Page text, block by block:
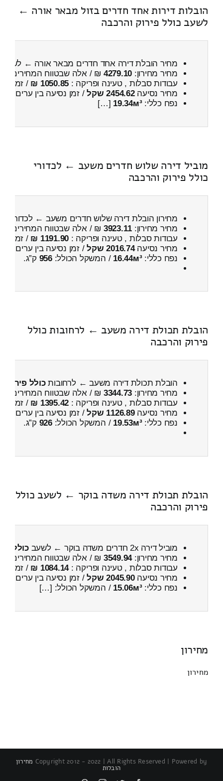
הובלות דירות אחד חדרים בזול מבאר אורה ←
לשעב כולל פירוק והרכבה
מחיר הובלת דירה אחד חדרים מבאר אורה ←
מחיר מחירון: 4279.10 ₪ / אלה שבטווח המחירים
עבודות סבלות , טעינה ופריקה : 1050.85 ₪ / זמן :
מחיר נסיעה2454.62 שקל / זמן נסיעה בין ערים
נפח כללי:19.34м³
[…]
מוביל דירה שלוש חדרים משעב ← לכדורי
כולל פירוק והרכבה
מחירון הובלת דירה שלוש חדרים משעב ← לכדורי
מחיר מחירון: 3923.11 ₪ / אלה שבטווח המחירים
עבודות סבלות , טעינה ופריקה : 1191.90 ₪ / זמן :
מחיר נסיעה2016.74 שקל / זמן נסיעה בין ערים
נפח כללי:16.44м³ / המשקל הכולל:956 ק”ג.
הובלת תכולת דירה משעב ← לרחובות כולל
פירוק והרכבה
הובלת תכולת דירה משעב ← לרחובותכולל פירוק
מחיר מחירון: 3344.73 ₪ / אלה שבטווח המחירים
עבודות סבלות , טעינה ופריקה : 1395.42 ₪ / זמן :
מחיר נסיעה1126.89 שקל / זמן נסיעה בין ערים
נפח כללי:19.53м³ / המשקל הכולל:926 ק”ג.
הובלת תכולת דירה משדה בוקר ← לשעב כולל
פירוק והרכבה
מוביל דירה 2x חדרים משדה בוקר ← לשעב
כולל
מחיר מחירון:3549.94 ₪ / אלה שבטווח המחירים
עבודות סבלות , טעינה ופריקה :1084.14 ₪ / זמן :
מחיר נסיעה2045.90 שקל / זמן נסיעה בין ערים
נפח כללי:15.06м³ / המשקל הכולל: […]
מחירון
מחירון
Copyright 2012 - 2022 | All Rights Reserved | Powered by מחירון
הובלות